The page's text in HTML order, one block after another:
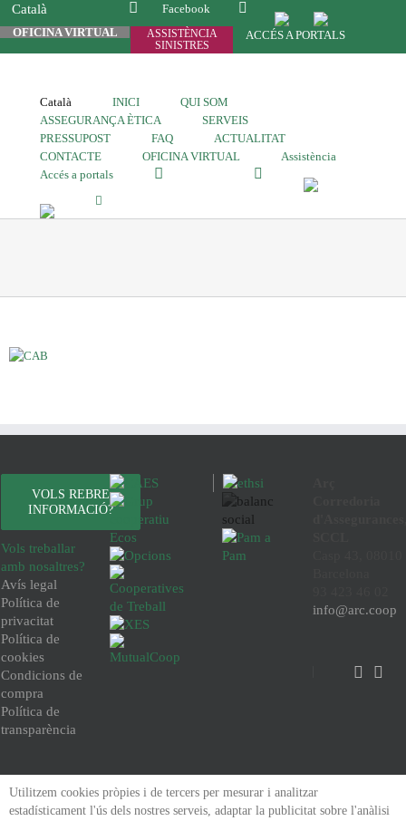
Català
Facebook
OFICINA VIRTUAL
ASSISTÈNCIA
SINISTRES
ACCÉS A PORTALS
Català INICI
QUI SOM
ASSEGURANÇA ÈTICA
SERVEIS
PRESSUPOST
FAQ
ACTUALITAT
CONTACTE
OFICINA VIRTUAL
Assistència
Accés a portals
VOLS REBRE
INFORMACIÓ?
Vols treballar
amb nosaltres?
Avís legal
Política de
privacitat
Política de
cookies
Condicions de
compra
Política de
transparència
info@arc.coop
Utilitzem cookies pròpies i de tercers per mesurar i analitzar
estadísticament l'ús dels nostres serveis, adaptar la publicitat sobre l'anàlisi